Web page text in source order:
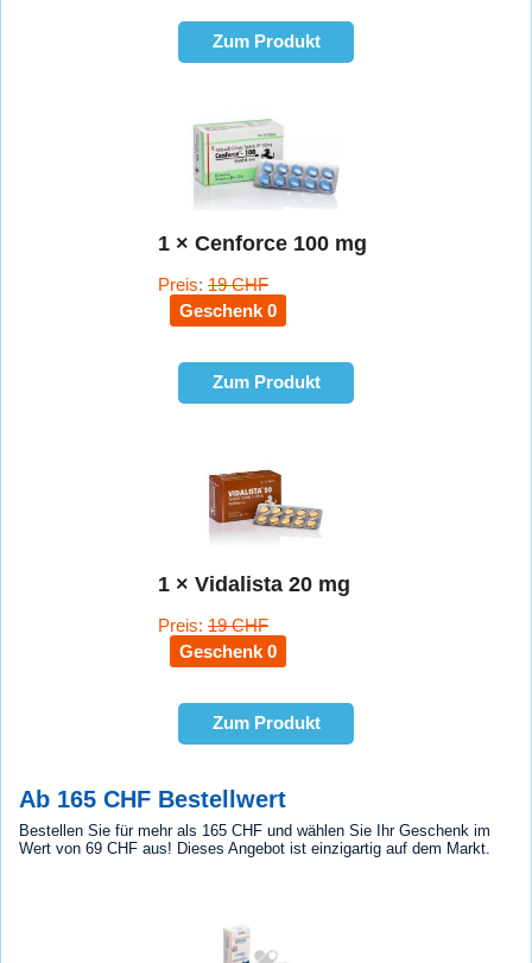
Zum Produkt
1 × Cenforce 100 mg
Preis: 19 CHF
Geschenk 0
Zum Produkt
1 × Vidalista 20 mg
Preis: 19 CHF
Geschenk 0
Zum Produkt
Ab 165 CHF Bestellwert
Bestellen Sie für mehr als 165 CHF und wählen Sie Ihr Geschenk im
Wert von 69 CHF aus! Dieses Angebot ist einzigartig auf dem Markt.